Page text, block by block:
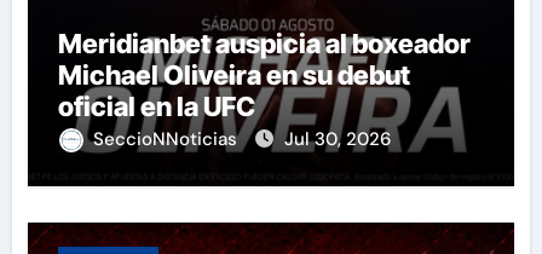
Meridianbet auspicia al boxeador
Michael Oliveira en su debut
oficial en la UFC
SeccioNNoticias Jul 30, 2026